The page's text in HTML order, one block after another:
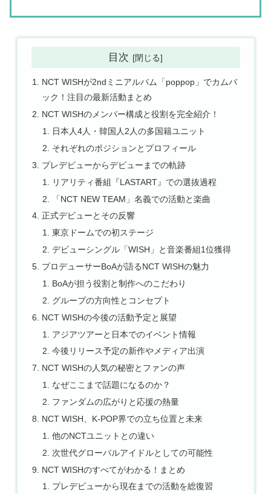
目次
NCT WISHが2ndミニアルバム「poppop」でカムバ
ック！注目の最新活動まとめ
NCT WISHのメンバー構成と役割を完全紹介！
日本人4人・韓国人2人の多国籍ユニット
それぞれのポジションとプロフィール
プレデビューからデビューまでの軌跡
リアリティ番組『LASTART』での選抜過程
「NCT NEW TEAM」名義での活動と楽曲
正式デビューとその反響
東京ドームでの初ステージ
デビューシングル「WISH」と音楽番組1位獲得
プロデューサーBoAが語るNCT WISHの魅力
BoAが担う役割と制作へのこだわり
グループの方向性とコンセプト
NCT WISHの今後の活動予定と展望
アジアツアーと日本でのイベント情報
今後リリース予定の新作やメディア出演
NCT WISHの人気の秘密とファンの声
なぜここまで話題になるのか？
ファンダムの広がりと応援の熱量
NCT WISH、K-POP界での立ち位置と未来
他のNCTユニットとの違い
次世代グローバルアイドルとしての可能性
NCT WISHのすべてがわかる！まとめ
プレデビューから現在までの活動を総復習